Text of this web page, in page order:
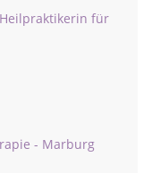
für
- Marburg